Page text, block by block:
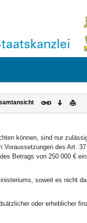
können, sind nur
Voraussetzungen des Art.
Betrags von 250 000 €
soweit es nicht
oder erheblicher